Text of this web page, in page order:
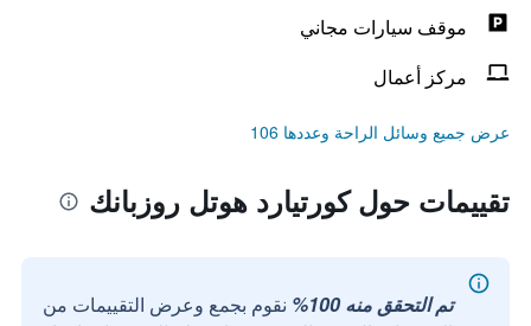
موقف سيارات مجاني
مركز أعمال
عرض جميع وسائل الراحة وعددها 106
تقييمات حول كورتيارد هوتل روزبانك
تم التحقق منه 100%
نقوم بجمع وعرض التقييمات من